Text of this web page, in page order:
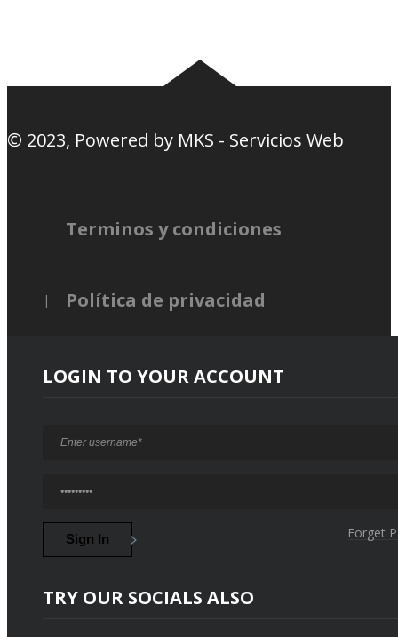
© 2023, Powered by MKS - Servicios Web
Terminos y condiciones
Política de privacidad
LOGIN TO YOUR ACCOUNT
Forget
TRY OUR SOCIALS ALSO